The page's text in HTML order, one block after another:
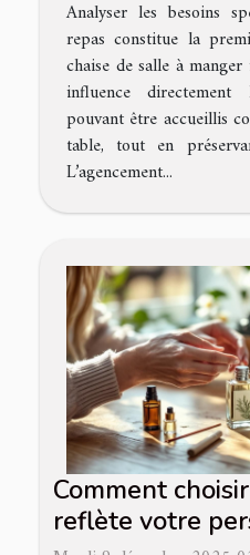
Analyser les besoins
repas constitue la
chaise de salle à
influence
pouvant être accueillis
table, tout en
L’agencement...
Comment
reflète votre